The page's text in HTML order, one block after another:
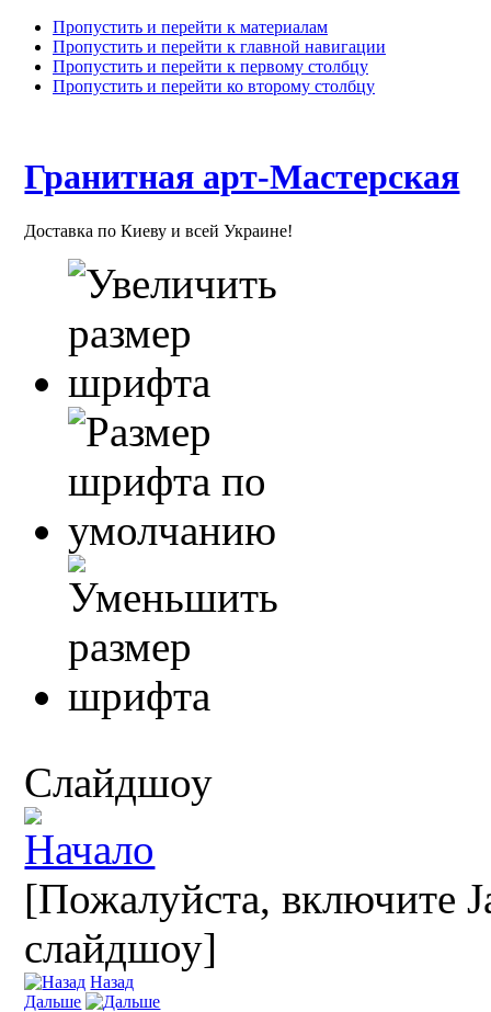
Пропустить и перейти к материалам
Пропустить и перейти к главной навигации
Пропустить и перейти к первому столбцу
Пропустить и перейти ко второму столбцу
Гранитная арт-Мастерская
Доставка по Киеву и всей Украине!
Слайдшоу
[Пожалуйста, включите
слайдшоу]
Назад
Дальше